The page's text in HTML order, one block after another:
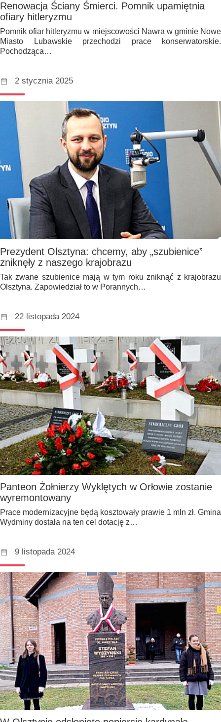
Renowacja Ściany Śmierci. Pomnik upamiętnia
ofiary hitleryzmu
Pomnik ofiar hitleryzmu w miejscowości Nawra w gminie Nowe
Miasto Lubawskie przechodzi prace konserwatorskie.
Pochodząca…
2 stycznia 2025
Prezydent Olsztyna: chcemy, aby „szubienice”
zniknęły z naszego krajobrazu
Tak zwane szubienice mają w tym roku zniknąć z krajobrazu
Olsztyna. Zapowiedział to w Porannych…
22 listopada 2024
Panteon Żołnierzy Wyklętych w Orłowie zostanie
wyremontowany
Prace modernizacyjne będą kosztowały prawie 1 mln zł. Gmina
Wydminy dostała na ten cel dotację z…
9 listopada 2024